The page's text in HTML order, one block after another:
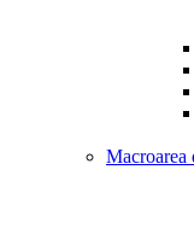
Macroarea